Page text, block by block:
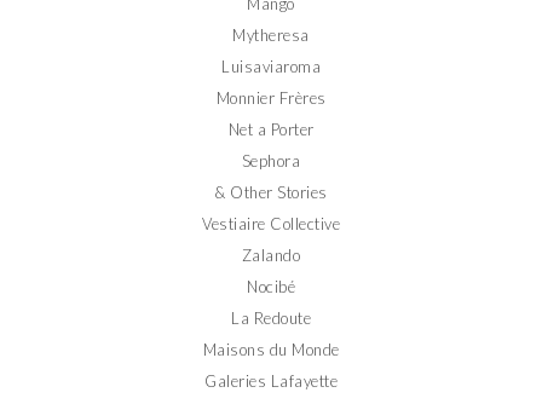
Mytheresa
Luisaviaroma
Monnier Frères
Net a Porter
Sephora
& Other Stories
Vestiaire Collective
Zalando
Nocibé
La Redoute
Maisons du Monde
Galeries Lafayette